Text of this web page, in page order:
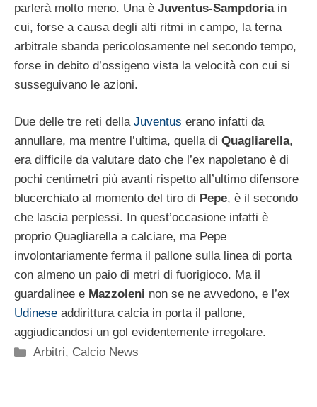
parlerà molto meno. Una è Juventus-Sampdoriain
cui, forse a causa degli alti ritmi in campo, la terna
arbitrale sbanda pericolosamente nel secondo tempo,
forse in debito d’ossigeno vista la velocità con cui si
susseguivano le azioni.
Due delle tre reti della Juventus erano infatti da
annullare, ma mentre l’ultima, quella di Quagliarella,
era difficile da valutare dato che l’ex napoletano è di
pochi centimetri più avanti rispetto all’ultimo difensore
blucerchiato al momento del tiro di Pepe, è il secondo
che lascia perplessi. In quest’occasione infatti è
proprio Quagliarella a calciare, ma Pepe
involontariamente ferma il pallone sulla linea di porta
con almeno un paio di metri di fuorigioco. Ma il
guardalinee e Mazzoleni non se ne avvedono, e l’ex
Udinese addirittura calcia in porta il pallone,
aggiudicandosi un gol evidentemente irregolare.
Categorie
Arbitri, Calcio News